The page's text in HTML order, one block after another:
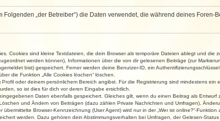
Folgenden „der Betreiber“) die Daten verwendet, die während deines Foren-
Cookies sind kleine Textdateien, die dein Browser als temporäre Dateien ablegt und die
werden können), Informationen über die von dir gelesenen Beiträge (zur
bist) gespeichert. Ferner werden deine Benutzer-ID, ein
die Funktion „Alle Cookies löschen“ löschen.
oder deinem persönlichem Bereich angibst. Für die Registrierung sind mindestens
so ist dies für dich vor deren Eingabe ersichtlich.
Daten ebenfalls gespeichert. Gleiches gilt, wenn du einen Beitrag als
und Ändern von Beiträgen (dazu zählen Private Nachrichten und Umfragen),
Browser-Kennzeichnung (User Agent) wird nur in der „Wer ist online?“-
werden. Dazu gehören dein Abstimmungsverhalten bei Umfragen, der Gelesen-